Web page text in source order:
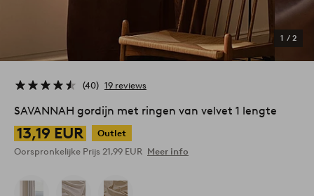
1 / 2
40 19 reviews
SAVANNAH gordijn met ringen van velvet 1 lengte
13,19 EUR
Outlet
Oorspronkelijke Prijs 21,99 EUR Meer info